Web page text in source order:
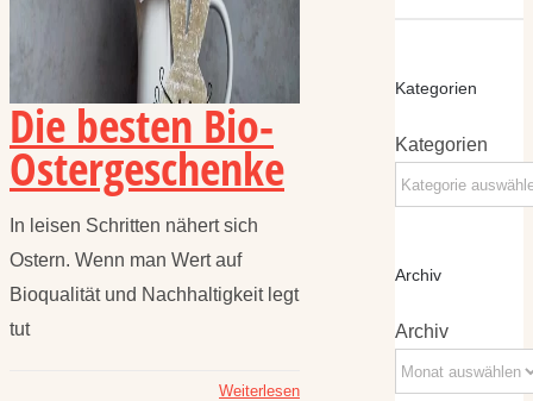
Die besten Bio-
Ostergeschenke
In leisen Schritten nähert sich
Ostern. Wenn man Wert auf
Bioqualität und Nachhaltigkeit legt
tut
Weiterlesen
Kategorien
Kategorien
Archiv
Archiv